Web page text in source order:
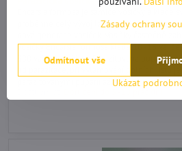
proběhne celý vývoj larvy a kukly. Zhruba
vosičky Encarsia formosa klade 10 -15
300 vajíček za život. Parazitovaná puparia
parazitovanými puparii až do vylíhnutí ve
Doručení do 5 -10 prac.dní
Zásady ochrany
Ukázat
Odmítnout vše